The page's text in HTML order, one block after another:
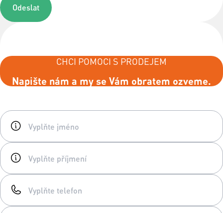
Odeslat
CHCI POMOCI S PRODEJEM
Napište nám a my se Vám obratem ozveme.